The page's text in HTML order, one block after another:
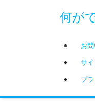
何が
お
サ
プ